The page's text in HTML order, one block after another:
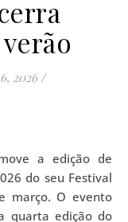
2026 /
do seu Festival
março. O evento
quarta edição do